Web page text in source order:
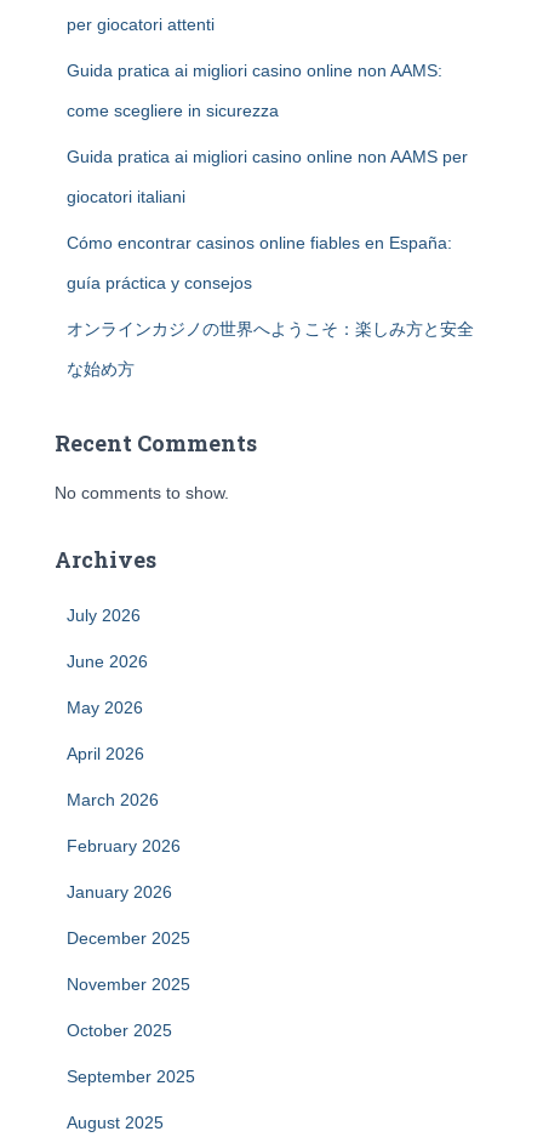
per giocatori attenti
Guida pratica ai migliori casino online non AAMS:
come scegliere in sicurezza
Guida pratica ai migliori casino online non AAMS per
giocatori italiani
Cómo encontrar casinos online fiables en España:
guía práctica y consejos
オンラインカジノの世界へようこそ：楽しみ方と安全
な始め方
Recent Comments
No comments to show.
Archives
July 2026
June 2026
May 2026
April 2026
March 2026
February 2026
January 2026
December 2025
November 2025
October 2025
September 2025
August 2025